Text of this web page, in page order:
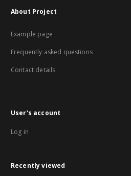
About Project
Example page
Frequently asked questions
Contact details
User's account
Log in
Recently viewed